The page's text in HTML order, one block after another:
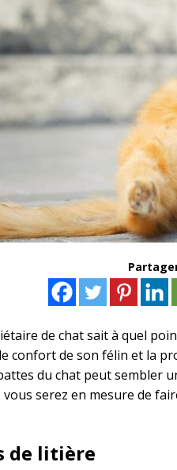
de chat sait à quel
confort de son félin et la
du chat peut sembler
vous serez en mesure de
de litière